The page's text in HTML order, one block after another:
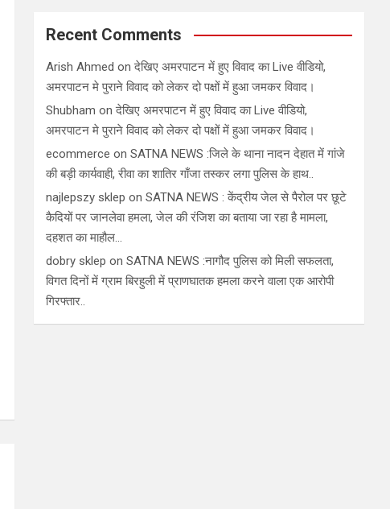
Recent Comments
Arish Ahmed onदेखिए अमरपाटन में हुए विवाद का Live वीडियो,
अमरपाटन मे पुराने विवाद को लेकर दो पक्षों में हुआ जमकर विवाद।
Shubham onदेखिए अमरपाटन में हुए विवाद का Live वीडियो,
अमरपाटन मे पुराने विवाद को लेकर दो पक्षों में हुआ जमकर विवाद।
ecommerce onSATNA NEWS :जिले के थाना नादन देहात में गांजे
की बड़ी कार्यवाही, रीवा का शातिर गाँजा तस्कर लगा पुलिस के हाथ..
najlepszy sklep onSATNA NEWS : केंद्रीय जेल से पैरोल पर छूटे
कैदियों पर जानलेवा हमला, जेल की रंजिश का बताया जा रहा है मामला,
दहशत का माहौल…
dobry sklep onSATNA NEWS :नागौद पुलिस को मिली सफलता,
विगत दिनों में ग्राम बिरहुली में प्राणघातक हमला करने वाला एक आरोपी
गिरफ्तार..